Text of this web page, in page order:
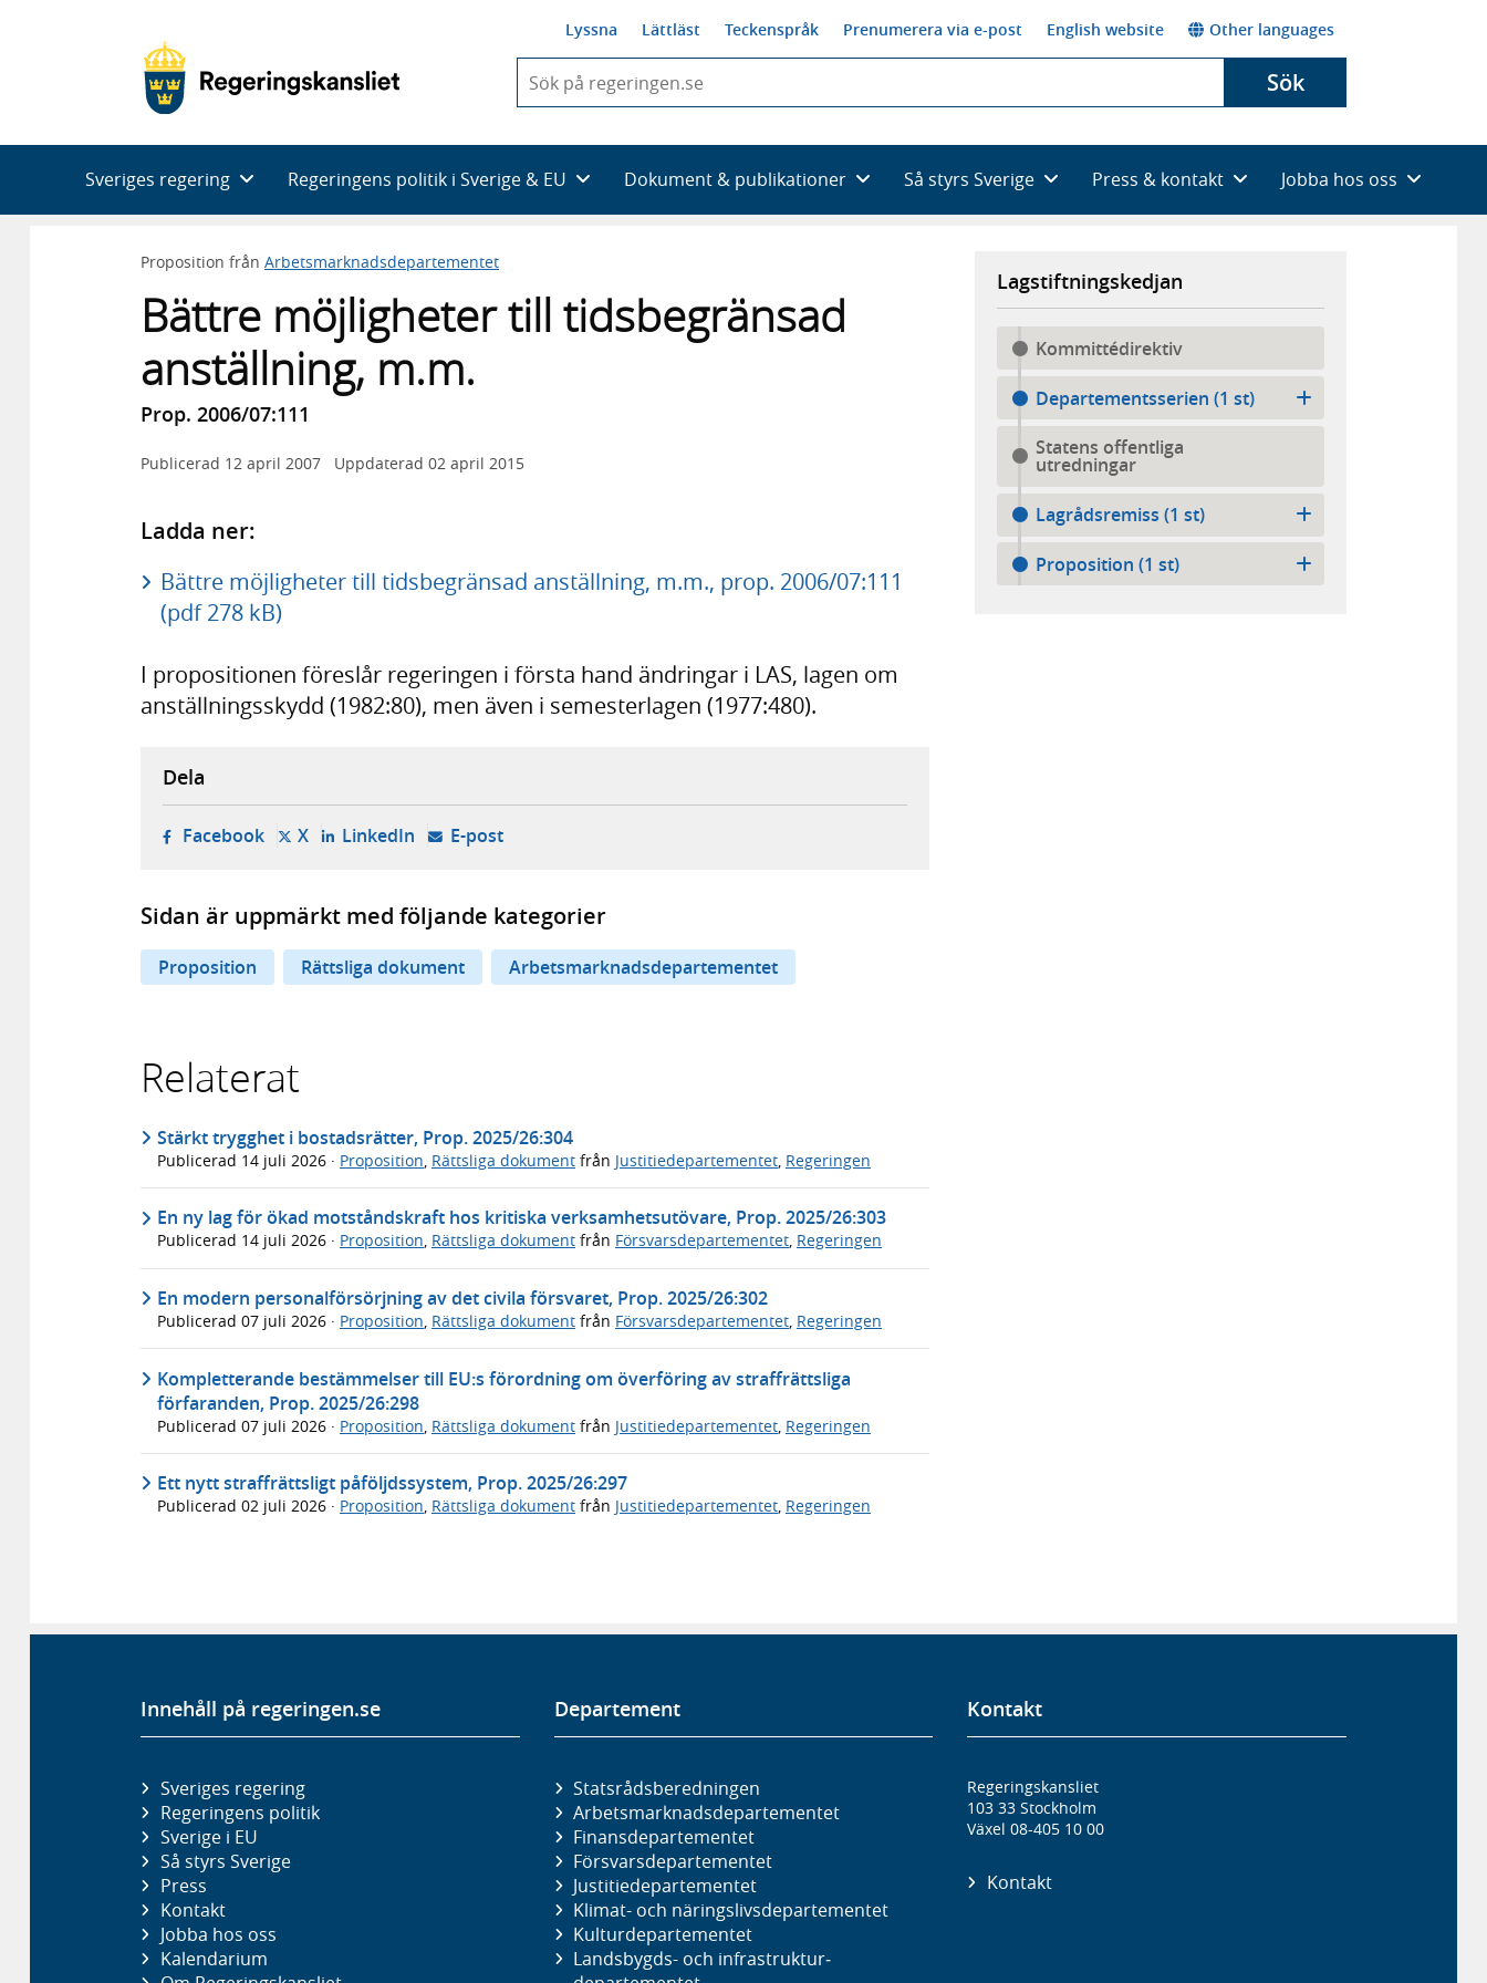
Lyssna Lättläst Teckenspråk Prenumerera via e-post English website Other languages
du
skriva
framträder
en
Sök
Sveriges regering Regeringens politik i Sverige & EU Dokument & publikationer Så styrs Sverige Press & kontakt Jobba hos oss
Proposition från Arbetsmarknadsdepartementet
Bättre möjligheter till tidsbegränsad
anställning, m.m.
Prop. 2006/07:111
Publicerad 12 april 2007 Uppdaterad 02 april 2015
Ladda ner:
Bättre möjligheter till tidsbegränsad anställning, m.m., prop. 2006/07:111
(pdf 278 kB)
I propositionen föreslår regeringen i första hand ändringar i LAS, lagen om
anställningsskydd (1982:80), men även i semesterlagen (1977:480).
Lagstiftningskedjan
Kommittédirektiv
Departementsserien (1 st)
Statens offentliga
utredningar
Lagrådsremiss (1 st)
Proposition (1 st)
Dela
Facebook- öppnas i ny flik, extern webbplats,
X- öppnas i ny flik, extern webbplats,
LinkedIn- öppnas i ny flik, extern webbplats,
E-post- öppnar din e-postklient,
Sidan är uppmärkt med följande kategorier
Proposition Rättsliga dokument Arbetsmarknadsdepartementet
Relaterat
Stärkt trygghet i bostadsrätter, Prop. 2025/26:304
Publicerad 14 juli 2026 · Proposition Rättsliga dokument från Justitiedepartementet Regeringen
En ny lag för ökad motståndskraft hos kritiska verksamhetsutövare, Prop. 2025/26:303
Publicerad 14 juli 2026 · Proposition, Rättsliga dokument från Försvarsdepartementet, Regeringen
En modern personalförsörjning av det civila försvaret, Prop. 2025/26:302
Publicerad 07 juli 2026 · Proposition, Rättsliga dokument från Försvarsdepartementet, Regeringen
Kompletterande bestämmelser till EU:s förordning om överföring av straffrättsliga
förfaranden, Prop. 2025/26:298
Publicerad 07 juli 2026 · Proposition Rättsliga dokument från Justitiedepartementet Regeringen
Ett nytt straffrättsligt påföljdssystem, Prop. 2025/26:297
Publicerad 02 juli 2026 · Proposition, Rättsliga dokument från Justitiedepartementet, Regeringen
Innehåll på regeringen.se
Sveriges regering
Regeringens politik
Sverige i EU
Så styrs Sverige
Press
Kontakt
Jobba hos oss
Kalendarium
Departement
Statsrådsberedningen
Arbetsmarknads­departementet
Finans­departementet
Försvars­departementet
Justitie­departementet
Klimat- och näringslivs­departementet
Kultur­departementet
Landsbygds- och infrastruktur­
Kontakt
Regeringskansliet
103 33 Stockholm
Växel 08-405 10 00
Kontakt